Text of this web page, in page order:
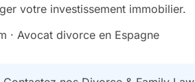
votre investissement immobilier.
· Avocat divorce en Espagne